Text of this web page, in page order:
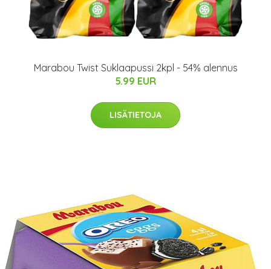
Marabou Twist Suklaapussi 2kpl - 54% alennus
5.99 EUR
LISÄTIETOJA